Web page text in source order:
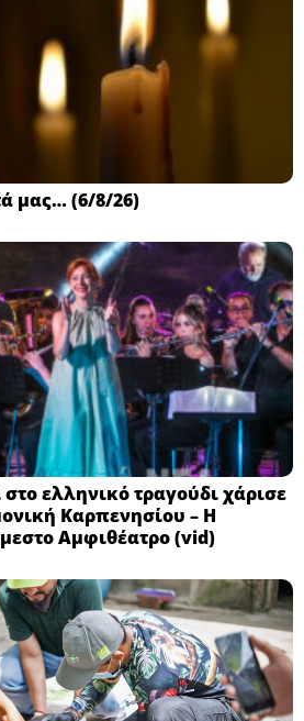
μας… (6/8/26)
ελληνικό τραγούδι χάρισε
Καρπενησίου – Η
Αμφιθέατρο (vid)